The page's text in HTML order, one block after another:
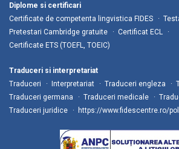
Diplome si certificari
Certificate de competenta lingvistica FIDES
Pretestari Cambridge gratuite
Certificat ECL
Certificate ETS (TOEFL, TOEIC)
Traduceri si interpretariat
Traduceri
Interpretariat Traduceri engleza
Traduceri germana
Traduceri medicale
Traduceri juridice
https://www.fidescentre.ro/